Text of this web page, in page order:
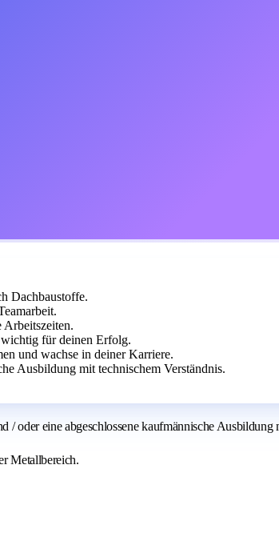
Dachbaustoffe.
wichtig für deinen Erfolg.
und wachse in deiner Karriere.
Ausbildung mit technischem Verständnis.
oder eine abgeschlossene kaufmännische
Metallbereich.